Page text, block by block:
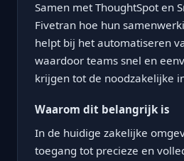
Samen met ThoughtSpot en
Fivetran hoe hun
helpt bij het automatiseren
waardoor teams snel en
krijgen tot de noodzakelijke
Waarom dit belangrijk is
In de huidige zakelijke
toegang tot precieze en